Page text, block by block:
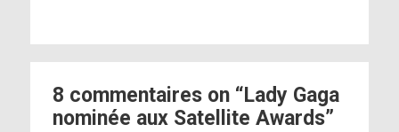
8 commentaires on “Lady Gaga
nominée aux Satellite Awards”